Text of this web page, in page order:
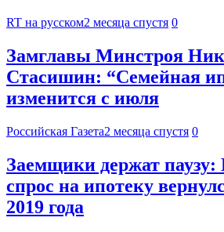
RT на русском2 месяца спустя 0
Замглавы Минстроя
Стасишин: “Семейная
изменится с июля
Российская Газета2 месяца спустя 0
Заемщики держат
спрос на ипотеку
2019 года